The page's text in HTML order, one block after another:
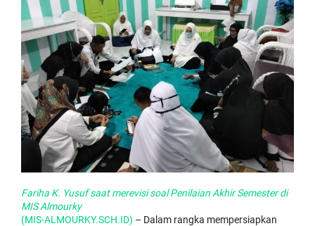
Fariha K. Yusuf saat merevisi soal Penilaian Akhir Semester di
MIS Almourky
(MIS-ALMOURKY.SCH.ID) – Dalam rangka mempersiapkan